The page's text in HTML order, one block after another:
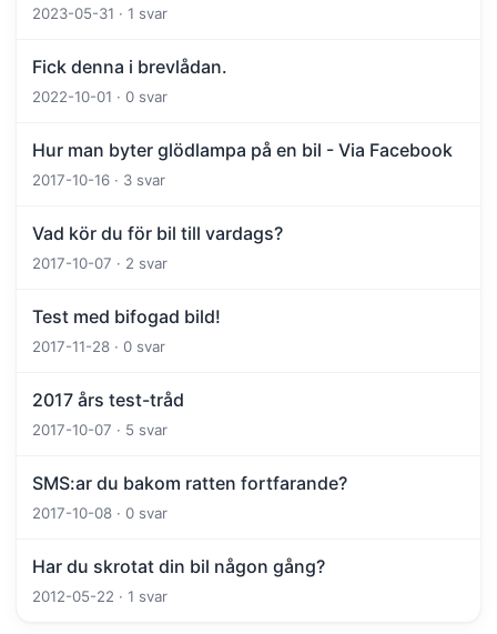
2023-05-31 · 1 svar
Fick denna i brevlådan.
2022-10-01 · 0 svar
Hur man byter glödlampa på en bil - Via Facebook
2017-10-16 · 3 svar
Vad kör du för bil till vardags?
2017-10-07 · 2 svar
Test med bifogad bild!
2017-11-28 · 0 svar
2017 års test-tråd
2017-10-07 · 5 svar
SMS:ar du bakom ratten fortfarande?
2017-10-08 · 0 svar
Har du skrotat din bil någon gång?
2012-05-22 · 1 svar